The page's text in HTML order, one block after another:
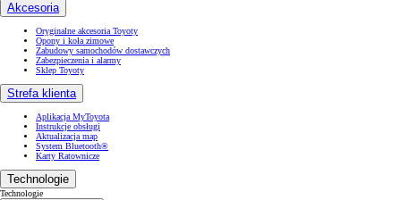
Akcesoria
Oryginalne akcesoria Toyoty
Opony i koła zimowe
Zabudowy samochodów dostawczych
Zabezpieczenia i alarmy
Sklep Toyoty
Strefa klienta
Aplikacja MyToyota
Instrukcje obsługi
Aktualizacja map
System Bluetooth®
Karty Ratownicze
Technologie
Technologie